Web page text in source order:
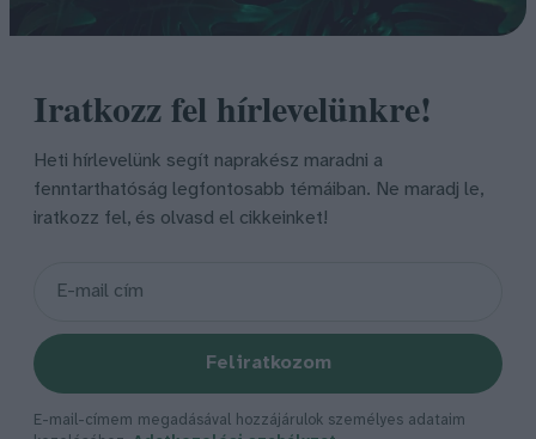
Iratkozz fel hírlevelünkre!
Heti hírlevelünk segít naprakész maradni a
fenntarthatóság legfontosabb témáiban. Ne maradj le,
iratkozz fel, és olvasd el cikkeinket!
Feliratkozom
E-mail-címem megadásával hozzájárulok személyes adataim